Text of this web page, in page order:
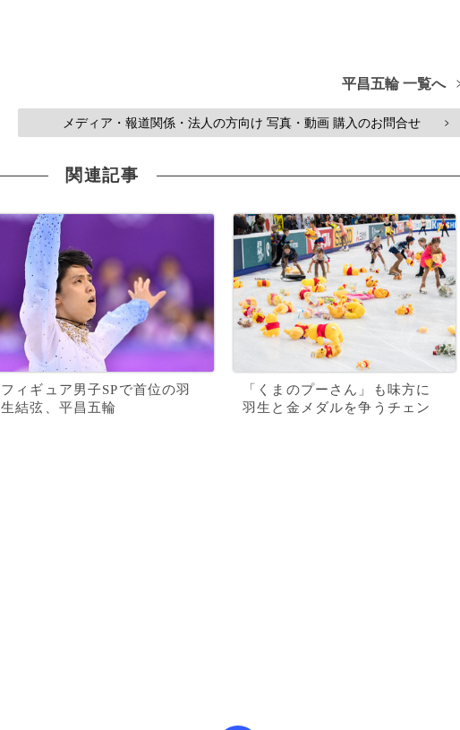
平昌五輪 一覧へ
メディア・報道関係・法人の方向け 写真・動画 購入のお問合せ >
関連記事
フィギュア男子SPで首位の羽
生結弦、平昌五輪
「くまのプーさん」も味方に
羽生と金メダルを争うチェン